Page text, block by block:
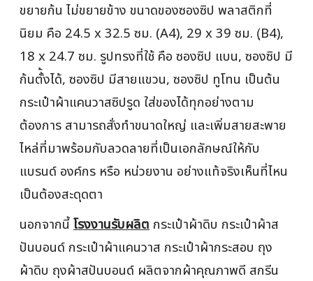
ขยายก้น ไม่ขยายข้าง ขนาดของซองซิป พลาสติกที่
นิยม คือ 24.5 x 32.5 ซม. (A4), 29 x 39 ซม. (ฺB4),
18 x 24.7 ซม. รูปทรงที่ใช้ คือ ซองซิป แบน, ซองซิป มี
ก้นตั้้งได้, ซองซิป มีสายแขวน, ซองซิป ทูโทน เป็นต้น
กระเป๋าผ้าแคนวาสซิปรูด ใส่ของได้ทุกอย่างตาม
ต้องการ สามารถสั่งทำขนาดใหญ่ และเพิ่มสายสะพาย
ไหล่ที่มาพร้อมกับลวดลายที่เป็นเอกลักษณ์ให้กับ
แบรนด์ องค์กร หรือ หน่วยงาน อย่างแท้จริงเห็นที่ไหน
เป็นต้องสะดุดตา
นอกจากนี้โรงงานรับผลิต กระเป๋าผ้าดิบ กระเป๋าผ้าส
ปันบอนด์ กระเป๋าผ้าแคนวาส กระเป๋าผ้ากระสอบ ถุง
ผ้าดิบ ถุงผ้าสปันบอนด์ ผลิตจากผ้าคุณภาพดี สกรีน